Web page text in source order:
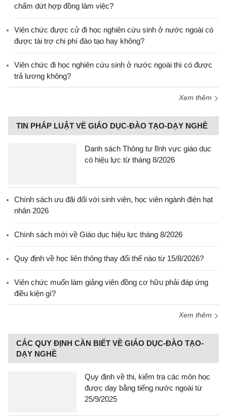
chấm dứt hợp đồng làm việc?
Viên chức được cử đi học nghiên cứu sinh ở nước ngoài có
được tài trợ chi phí đào tạo hay không?
Viên chức đi học nghiên cứu sinh ở nước ngoài thì có được
trả lương không?
Xem thêm
TIN PHÁP LUẬT VỀ GIÁO DỤC-ĐÀO TẠO-DẠY NGHỀ
Danh sách Thông tư lĩnh vực giáo dục
có hiệu lực từ tháng 8/2026
Chính sách ưu đãi đối với sinh viên, học viên ngành điện hạt
nhân 2026
Chính sách mới về Giáo dục hiệu lực tháng 8/2026
Quy định về học liên thông thay đổi thế nào từ 15/8/2026?
Viên chức muốn làm giảng viên đồng cơ hữu phải đáp ứng
điều kiện gì?
Xem thêm
CÁC QUY ĐỊNH CẦN BIẾT VỀ GIÁO DỤC-ĐÀO TẠO-
DẠY NGHỀ
Quy định về thi, kiểm tra các môn học
được dạy bằng tiếng nước ngoài từ
25/9/2025